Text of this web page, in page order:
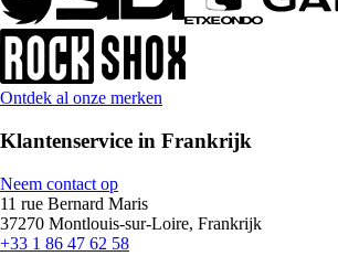
Ontdek al onze merken
Klantenservice in Frankrijk
Neem contact op
11 rue Bernard Maris
37270 Montlouis-sur-Loire, Frankrijk
+33 1 86 47 62 58